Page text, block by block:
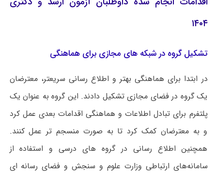
۱۴۰۴
تشکیل گروه در شبکه های مجازی برای هماهنگی
در ابتدا برای هماهنگی بهتر و اطلاع رسانی سریعتر، معترضان
یک گروه در فضای مجازی تشکیل دادند. این گروه به عنوان یک
پلتفرم برای تبادل اطلاعات و هماهنگی اقدامات بعدی عمل کرد
و به معترضان کمک کرد تا به صورت منسجم تر عمل کنند.
همچنین اطلاع رسانی در گروه های درسی و استفاده از
سامانه‌های ارتباطی وزارت علوم و سنجش و فضای رسانه ای